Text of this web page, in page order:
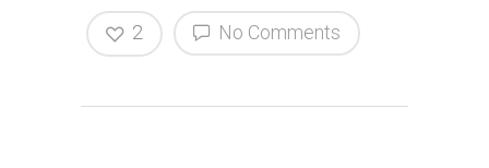
No Comments
2